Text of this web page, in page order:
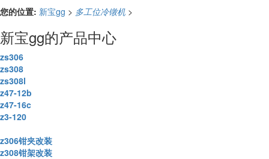
您的位置: 新宝gg > 多工位冷镦机 >
新宝gg的产品中心
zs306
zs308
zs308l
z47-12b
z47-16c
z3-120
z306钳夹改装
z308钳架改装